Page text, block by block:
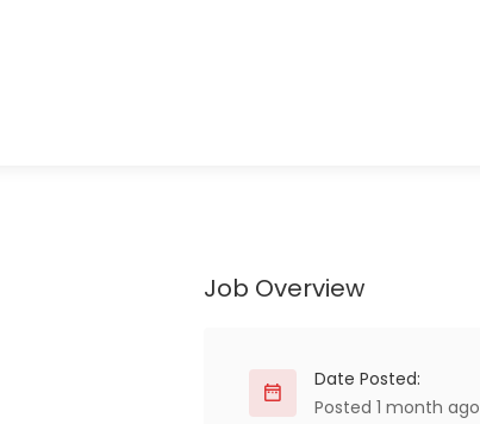
Job Overview
Date Posted:
Posted 1 month ago